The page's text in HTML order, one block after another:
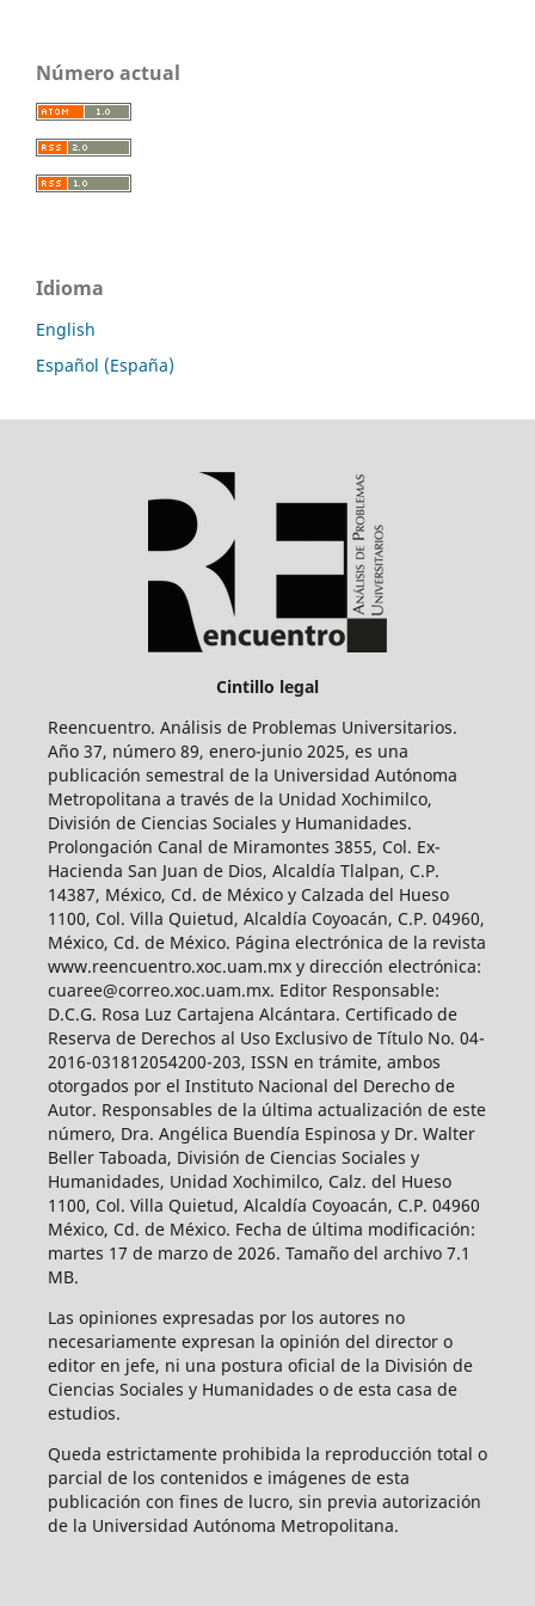
Número actual
Idioma
English
Español (España)
Cintillo legal
Reencuentro. Análisis de Problemas Universitarios.
Año 37, número 89, enero-junio 2025, es una
publicación semestral de la Universidad Autónoma
Metropolitana a través de la Unidad Xochimilco,
División de Ciencias Sociales y Humanidades.
Prolongación Canal de Miramontes 3855, Col. Ex-
Hacienda San Juan de Dios, Alcaldía Tlalpan, C.P.
14387, México, Cd. de México y Calzada del Hueso
1100, Col. Villa Quietud, Alcaldía Coyoacán, C.P. 04960,
México, Cd. de México. Página electrónica de la revista
www.reencuentro.xoc.uam.mx y dirección electrónica:
cuaree@correo.xoc.uam.mx. Editor Responsable:
D.C.G. Rosa Luz Cartajena Alcántara. Certificado de
Reserva de Derechos al Uso Exclusivo de Título No. 04-
2016-031812054200-203, ISSN en trámite, ambos
otorgados por el Instituto Nacional del Derecho de
Autor. Responsables de la última actualización de este
número, Dra. Angélica Buendía Espinosa y Dr. Walter
Beller Taboada, División de Ciencias Sociales y
Humanidades, Unidad Xochimilco, Calz. del Hueso
1100, Col. Villa Quietud, Alcaldía Coyoacán, C.P. 04960
México, Cd. de México. Fecha de última modificación:
martes 17 de marzo de 2026. Tamaño del archivo 7.1
MB.
Las opiniones expresadas por los autores no
necesariamente expresan la opinión del director o
editor en jefe, ni una postura oficial de la División de
Ciencias Sociales y Humanidades o de esta casa de
estudios.
Queda estrictamente prohibida la reproducción total o
parcial de los contenidos e imágenes de esta
publicación con fines de lucro, sin previa autorización
de la Universidad Autónoma Metropolitana.